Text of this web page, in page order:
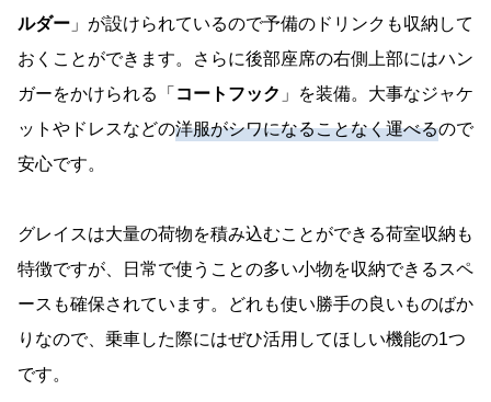
ルダー 」が設けられているので予備のドリンクも収納して
おくことができます。さらに後部座席の右側上部にはハン
ガーをかけられる「 コートフック 」を装備。大事なジャケ
ットやドレスなどの洋服がシワになることなく運べるので
安心です。
グレイスは大量の荷物を積み込むことができる荷室収納も
特徴ですが、日常で使うことの多い小物を収納できるスペ
ースも確保されています。どれも使い勝手の良いものばか
りなので、乗車した際にはぜひ活用してほしい機能の1つ
です。